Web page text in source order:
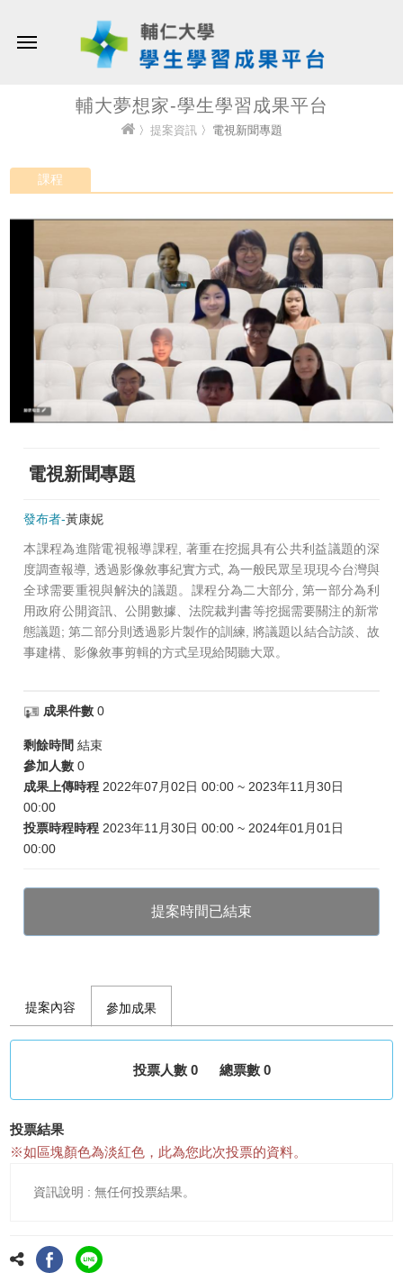
輔大夢想家-學生學習成果平台
〉 提案資訊 〉電視新聞專題
課程
電視新聞專題
發布者-黃康妮
本課程為進階電視報導課程, 著重在挖掘具有公共利益議題的深
度調查報導, 透過影像敘事紀實方式, 為一般民眾呈現現今台灣與
全球需要重視與解決的議題。課程分為二大部分, 第一部分為利
用政府公開資訊、公開數據、法院裁判書等挖掘需要關注的新常
態議題; 第二部分則透過影片製作的訓練, 將議題以結合訪談、故
事建構、影像敘事剪輯的方式呈現給閱聽大眾。
成果件數0
剩餘時間 結束
參加人數 0
成果上傳時程 2022年07月02日 00:00 ~ 2023年11月30日
00:00
投票時程時程 2023年11月30日 00:00 ~ 2024年01月01日
00:00
提案時間已結束
提案內容 參加成果
投票人數 0 總票數 0
投票結果
※如區塊顏色為淡紅色，此為您此次投票的資料。
無任何投票結果。